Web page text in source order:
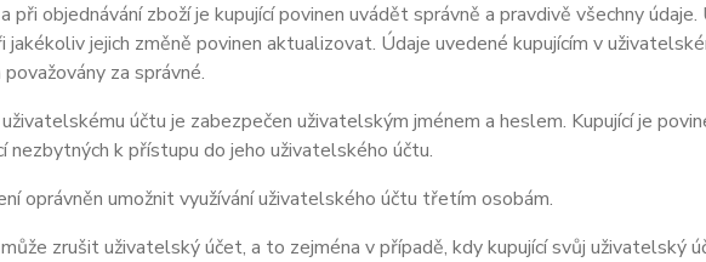
při objednávání zboží je kupující povinen uvádět správně a pravdivě všechny
jakékoliv jejich změně povinen aktualizovat. Údaje uvedené kupujícím v
za správné.
účtu je zabezpečen uživatelským jménem a heslem. Kupující je
nezbytných k přístupu do jeho uživatelského účtu.
oprávněn umožnit využívání uživatelského účtu třetím osobám.
zrušit uživatelský účet, a to zejména v případě, kdy kupující svůj uživatelský